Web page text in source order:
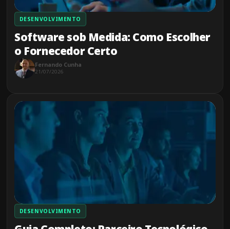
DESENVOLVIMENTO
Software sob Medida: Como Escolher
o Fornecedor Certo
Fernando Cunha
21/07/2026
DESENVOLVIMENTO